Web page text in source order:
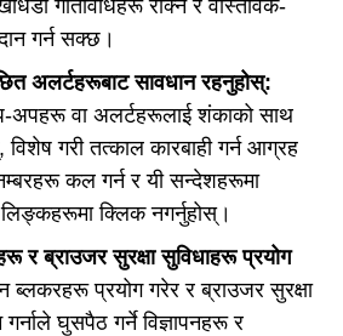
गतिविधिहरू रोक्न र वास्तविक-
गर्न सक्छ।
अलर्टहरूबाट सावधान रहनुहोस्:
अपहरू वा अलर्टहरूलाई शंकाको साथ
विशेष गरी तत्काल कारबाही गर्न आग्रह
कल गर्न र यी सन्देशहरूमा
लिङ्कहरूमा क्लिक नगर्नुहोस्।
र ब्राउजर सुरक्षा सुविधाहरू प्रयोग
ब्लकरहरू प्रयोग गरेर र ब्राउजर सुरक्षा
घुसपैठ गर्ने विज्ञापनहरू र